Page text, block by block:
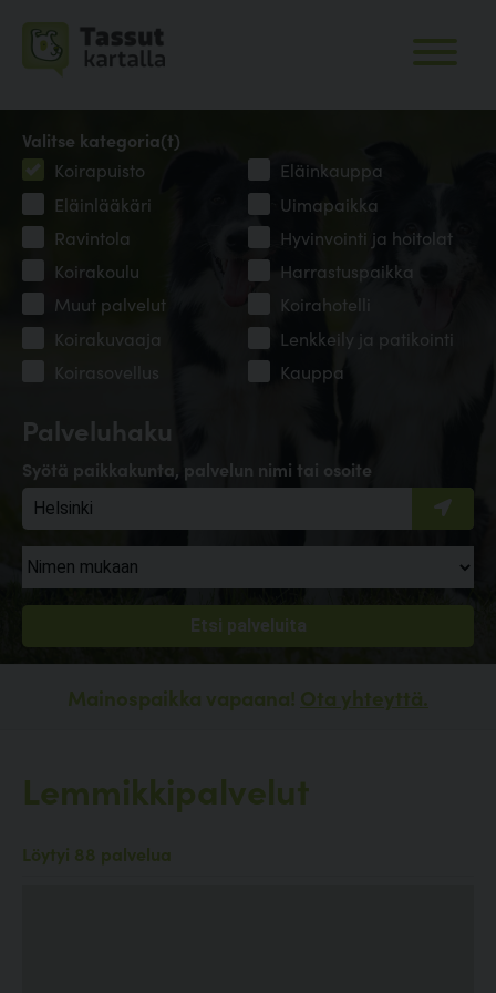
Palveluhaku
Syötä paikkakunta, palvelun nimi tai osoite
Valitse kategoria(t)
Koirapuisto
Eläinkauppa
Eläinlääkäri
Uimapaikka
Ravintola
Hyvinvointi ja hoitolat
Koirakoulu
Harrastuspaikka
Muut palvelut
Koirahotelli
Koirakuvaaja
Lenkkeily ja patikointi
Koirasovellus
Kauppa
Mainospaikka vapaana! Ota yhteyttä.
Lemmikkipalvelut
Löytyi 88 palvelua